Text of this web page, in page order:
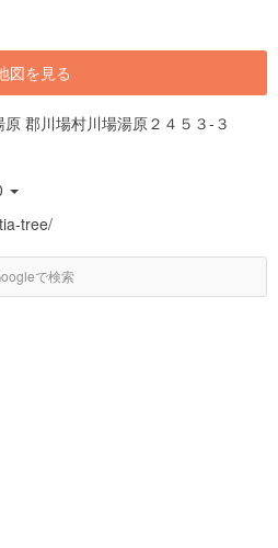
図を見る
郡川場村川場湯原２４５３-３
tree/
で検索